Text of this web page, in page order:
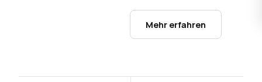
Mehr erfahren